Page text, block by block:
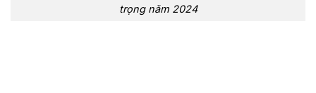
trọng năm 2024